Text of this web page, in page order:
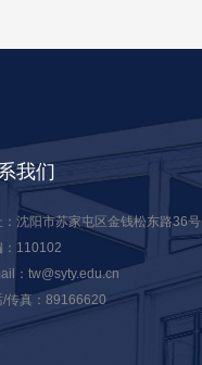
我们
：沈阳市苏家屯区金钱松东路36号
：110102
：tw@syty.edu.cn
/传真：89166620